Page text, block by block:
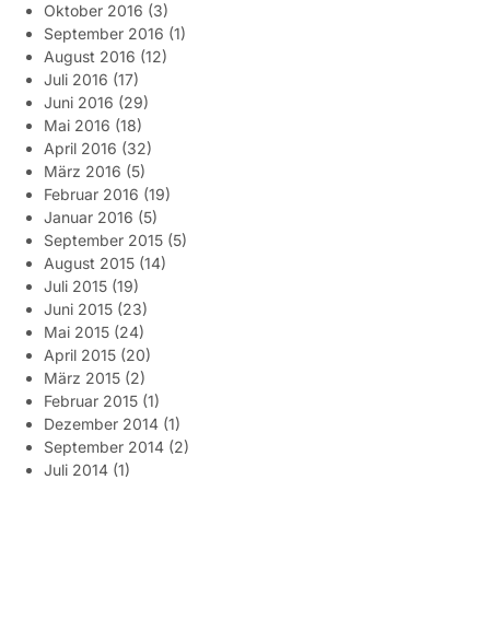
Oktober 2016 (3)
September 2016 (1)
August 2016 (12)
Juli 2016 (17)
Juni 2016 (29)
Mai 2016 (18)
April 2016 (32)
März 2016 (5)
Februar 2016 (19)
Januar 2016 (5)
September 2015 (5)
August 2015 (14)
Juli 2015 (19)
Juni 2015 (23)
Mai 2015 (24)
April 2015 (20)
März 2015 (2)
Februar 2015 (1)
Dezember 2014 (1)
September 2014 (2)
Juli 2014 (1)